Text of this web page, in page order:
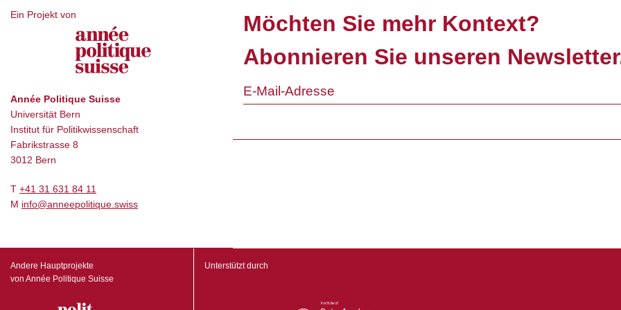
Ein Projekt von
Année Politique Suisse
Universität Bern
Institut für Politikwissenschaft
Fabrikstrasse 8
3012 Bern
T +41 31 631 84 11
M info@anneepolitique.swiss
Möchten Sie mehr Kontext?
Abonnieren Sie unseren
Andere Hauptprojekte
von Année Politique Suisse
Unterstützt durch